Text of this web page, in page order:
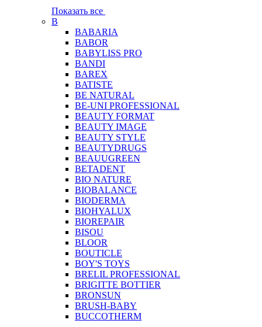
Показать все
B
BABARIA
BABOR
BABYLISS PRO
BANDI
BAREX
BATISTE
BE NATURAL
BE-UNI PROFESSIONAL
BEAUTY FORMAT
BEAUTY IMAGE
BEAUTY STYLE
BEAUTYDRUGS
BEAUUGREEN
BETADENT
BIO NATURE
BIOBALANCE
BIODERMA
BIOHYALUX
BIOREPAIR
BISOU
BLOOR
BOUTICLE
BOY'S TOYS
BRELIL PROFESSIONAL
BRIGITTE BOTTIER
BRONSUN
BRUSH-BABY
BUCCOTHERM